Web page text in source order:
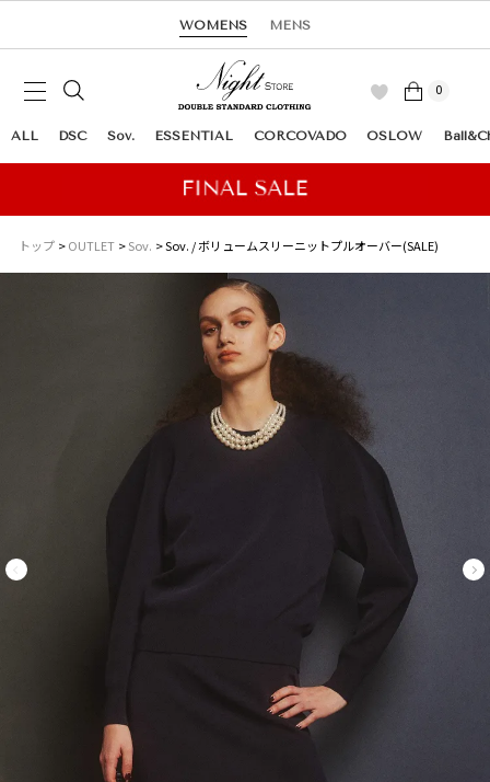
WOMENS MENS
0
ALL DSC Sov. ESSENTIAL CORCOVADO OSLOW
トップ OUTLET Sov. Sov. / ボリュームスリーニットプルオーバー(SALE)